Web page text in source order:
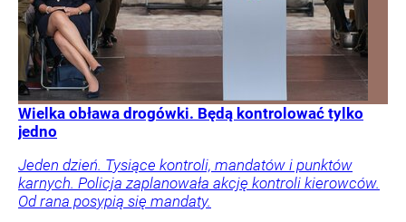
Wielka obława drogówki. Będą kontrolować tylko
jedno
Jeden dzień. Tysiące kontroli, mandatów i punktów
karnych. Policja zaplanowała akcję kontroli kierowców.
Od rana posypią się mandaty.